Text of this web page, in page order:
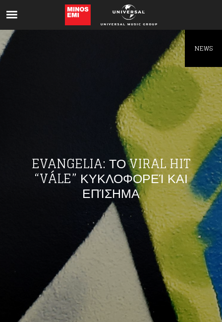
EVANGELIA: ΤΟ VIRAL HIT
“VÁLE” ΚΥΚΛΟΦΟΡΕΊ ΚΑΙ
ΕΠΊΣΗΜΑ
NEWS
Like being first?
Get news from your favorite artists before
everyone else.